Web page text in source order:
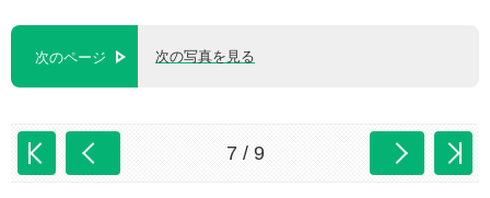
次のページ 次の写真を見る
7 / 9